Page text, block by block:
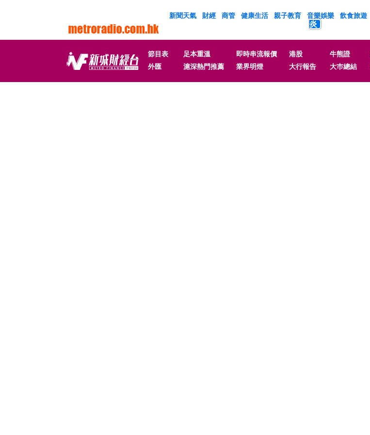
新聞天氣 財經 商管 健康生活 親子教育 音樂娛樂 飲食旅遊
炎
節目表 足本重溫 即時串流報價 港股 牛熊證
外匯
滬深熱門推薦 業界明燈 大行報告 大巿總結